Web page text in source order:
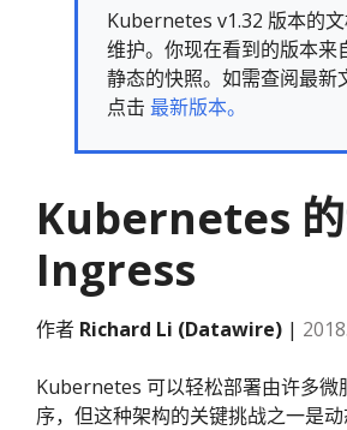
Kubernetes v1.32 版本的
维护。你现在看到的版本来
静态的快照。如需查阅最新
点击 最新版本。
Kubernetes
Ingress
作者 Richard Li (Datawire) |
Kubernetes 可以轻松部署由许多微
序，但这种架构的关键挑战之一是